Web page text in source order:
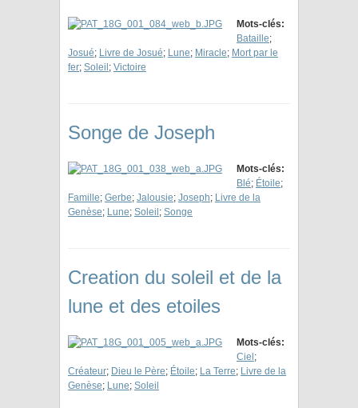
Mots-clés:
Bataille;
Josué; Livre de Josué; Lune; Miracle; Mort par le
fer; Soleil ; Victoire
Songe de Joseph
Mots-clés:
Blé; Étoile;
Famille; Gerbe; Jalousie; Joseph; Livre de la
Genèse; Lune; Soleil ; Songe
Creation du soleil et de la
lune et des etoiles
Mots-clés:
Ciel ;
Créateur; Dieu le Père; Étoile; La Terre; Livre de la
Genèse; Lune; Soleil